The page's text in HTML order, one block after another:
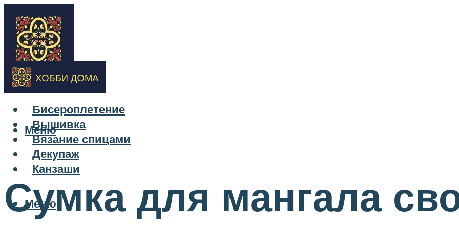
Бисероплетение
Вышивка
Вязание спицами
Декупаж
Канзаши
Меню
Меню
Сумка для мангала